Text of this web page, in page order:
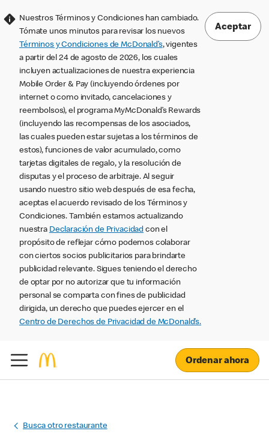
Nuestros Términos y Condiciones han cambiado.
Tómate unos minutos para revisar los nuevos
Términos y Condiciones de McDonald’s, vigentes
a partir del 24 de agosto de 2026, los cuales
incluyen actualizaciones de nuestra experiencia
Mobile Order & Pay (incluyendo órdenes por
internet o como invitado, cancelaciones y
reembolsos), el programa MyMcDonald’s Rewards
(incluyendo las recompensas de los asociados,
las cuales pueden estar sujetas a los términos de
estos), funciones de valor acumulado, como
tarjetas digitales de regalo, y la resolución de
disputas y el proceso de arbitraje. Al seguir
usando nuestro sitio web después de esa fecha,
aceptas el acuerdo revisado de los Términos y
Condiciones. También estamos actualizando
nuestra Declaración de Privacidad con el
propósito de reflejar cómo podemos colaborar
con ciertos socios publicitarios para brindarte
publicidad relevante. Sigues teniendo el derecho
de optar por no autorizar que tu información
personal se comparta con fines de publicidad
dirigida, un derecho que puedes ejercer en el
Centro de Derechos de Privacidad de McDonald’s.
Aceptar
Ordenar ahora
Busca otro restaurante